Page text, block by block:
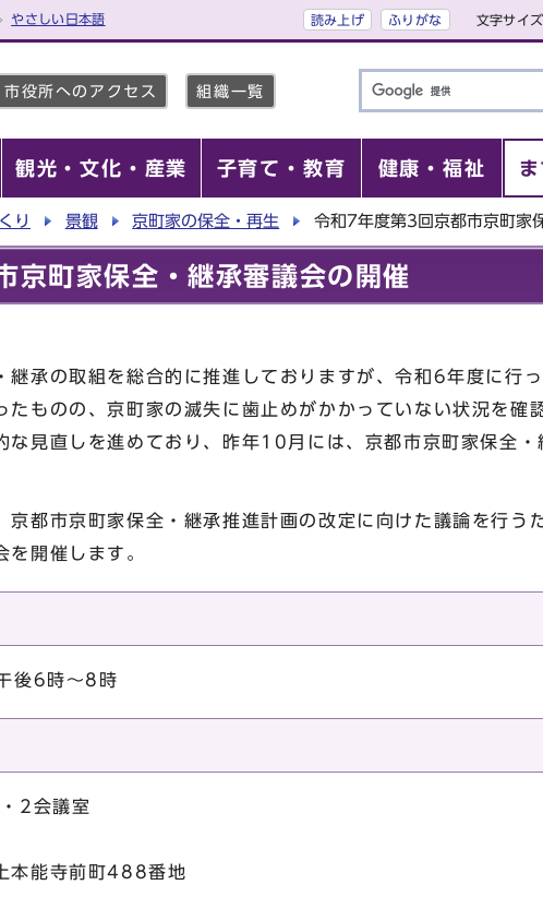
やさしい日本語 読み上げ ふりがな 文字サイズ
市役所へのアクセス 組織一覧
観光・文化・産業 子育て・教育 健康・福祉
り 景観 京町家の保全・再生 令和7年度第3回京都市京町家
京町家保全・継承審議会の開催
承の取組を総合的に推進しておりますが、令和6年度に行
たものの、京町家の滅失に歯止めがかかっていない状況を確
な見直しを進めており、昨年10月には、京都市京町家保全・
都市京町家保全・継承推進計画の改定に向けた議論を行う
開催します。
後6時～8時
2会議室
本能寺前町488番地